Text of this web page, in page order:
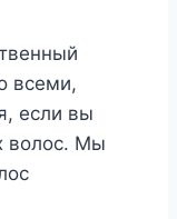
всеми,
если вы
волос. Мы